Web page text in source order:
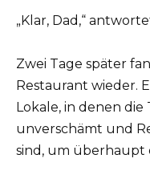
„Klar, Dad,“
Zwei Tage später
Restaurant wieder.
Lokale, in denen die
unverschämt und
sind, um überhaupt